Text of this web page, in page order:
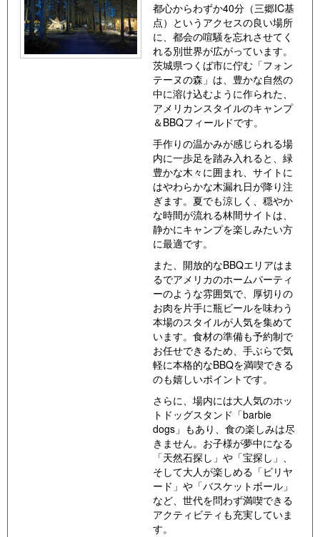
都心からわずか40分（三郷IC基
点）というアクセスの良い場所
に、都会の喧騒を忘れさせてく
れる別世界が広がっています。
茨城県つくば市に佇む「フォン
テーヌの森」は、豊かな自然の
中に溶け込むように作られた、
アメリカンスタイルのキャンプ
＆BBQフィールドです。
手作りの温かみが感じられる場
内に一歩足を踏み入れると、緑
豊かな木々に囲まれ、サイトに
はやわらかな木漏れ日が降り注
ぎます。夏でも涼しく、穏やか
な時間が流れる林間サイトは、
静かにキャンプを楽しみたい方
に最適です。
また、開放的なBBQエリアはま
るでアメリカのホームパーティ
ーのような雰囲気で、厚切りの
お肉を片手に瓶ビールを味わう
本場のスタイルが人気を集めて
います。食材の準備も予約制で
お任せできるため、手ぶらで気
軽に本格的なBBQを満喫できる
のも嬉しいポイントです。
さらに、場内には大人気のホッ
トドッグスタンド「barbie
dogs」もあり、食の楽しみは尽
きません。お子様が夢中になる
「天然石探し」や「宝探し」、
そして大人が楽しめる「ビリヤ
ード」や「バスケットボール」
など、世代を問わず満喫できる
アクティビティも充実していま
す。